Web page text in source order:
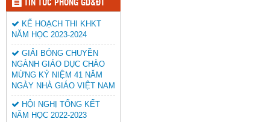
TIN TỨC PHÒNG GD&ĐT
KẾ HOẠCH THI KHKT
NĂM HỌC 2023-2024
GIẢI BÓNG CHUYỀN
NGÀNH GIÁO DỤC CHÀO
MỪNG KỶ NIỆM 41 NĂM
NGÀY NHÀ GIÁO VIỆT NAM
HỘI NGHỊ TỔNG KẾT
NĂM HỌC 2022-2023